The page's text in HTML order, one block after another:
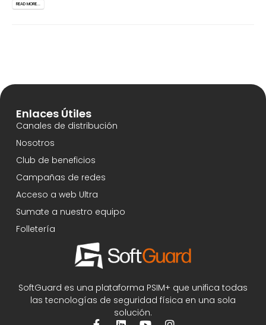
READ MORE...
SoftGuard es una plataforma PSIM+ que unifica todas
las tecnologías de seguridad física en una sola
solución.
Enlaces Útiles
Canales de distribución
Nosotros
Club de beneficios
Campañas de redes
Acceso a web Ultra
Sumate a nuestro equipo
Folletería